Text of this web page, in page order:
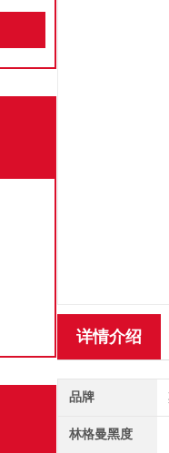
详情介绍
品牌
林格曼黑度